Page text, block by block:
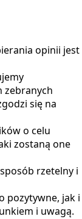
opinii jest
zebranych
się na
o celu
zostaną one
rzetelny i
pozytywne, jak i
i uwagą.